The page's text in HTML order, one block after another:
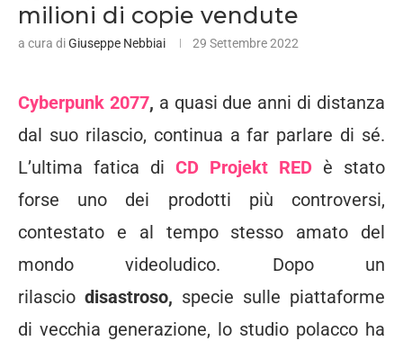
milioni di copie vendute
a cura diGiuseppe Nebbiai 29 Settembre 2022
Cyberpunk 2077, a quasi due anni di distanza
dal suo rilascio, continua a far parlare di sé.
L’ultima fatica di CD Projekt RED è stato
forse uno dei prodotti più controversi,
contestato e al tempo stesso amato del
mondo videoludico. Dopo un
rilascio disastroso, specie sulle piattaforme
di vecchia generazione, lo studio polacco ha